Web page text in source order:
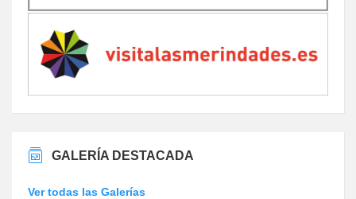
GALERÍA DESTACADA
Ver todas las Galerías